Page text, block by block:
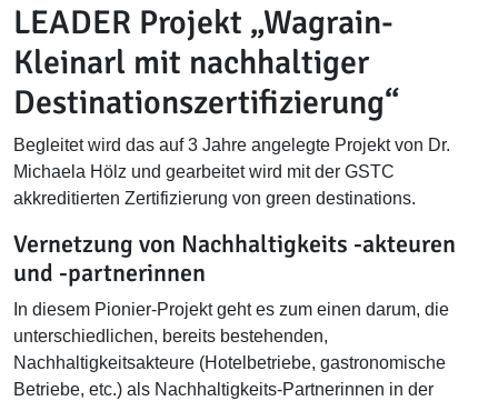
LEADER Projekt „Wagrain-
Kleinarl mit nachhaltiger
Destinationszertifizierung“
Begleitet wird das auf 3 Jahre angelegte Projekt von Dr.
Michaela Hölz und gearbeitet wird mit der GSTC
akkreditierten Zertifizierung von green destinations.
Vernetzung von Nachhaltigkeits -akteuren
und -partnerinnen
In diesem Pionier-Projekt geht es zum einen darum, die
unterschiedlichen, bereits bestehenden,
Nachhaltigkeitsakteure (Hotelbetriebe, gastronomische
Betriebe, etc.) als Nachhaltigkeits-Partnerinnen in der